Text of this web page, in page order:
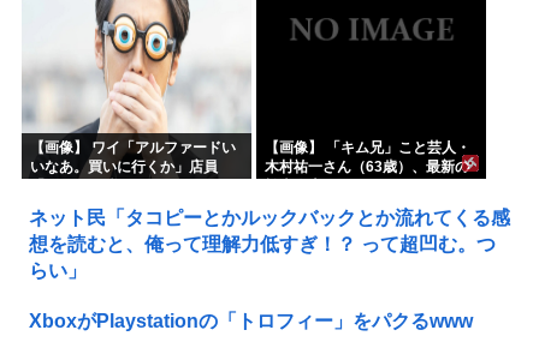
【画像】 ワイ「アルファードい
いなあ。買いに行くか」店員
「金額おかしくね？」←お前ら
もそう思うよな？？？？？
【画像】 「キム兄」こと芸人・
木村祐一さん（63歳）、最新の
が完全に別人だとネット騒然！
「マジで誰かわからん」...
ネット民「タコピーとかルックバックとか流れてくる感
想を読むと、俺って理解力低すぎ！？ って超凹む。つ
らい」
XboxがPlaystationの「トロフィー」をパクるwww